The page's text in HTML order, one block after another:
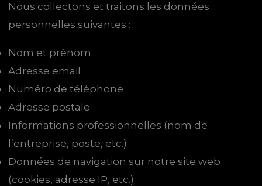
Nous collectons et traitons les données
personnelles suivantes :
Nom et prénom
Adresse email
Numéro de téléphone
Adresse postale
Informations professionnelles (nom de
l’entreprise, poste, etc.)
Données de navigation sur notre site web
(cookies, adresse IP, etc.)